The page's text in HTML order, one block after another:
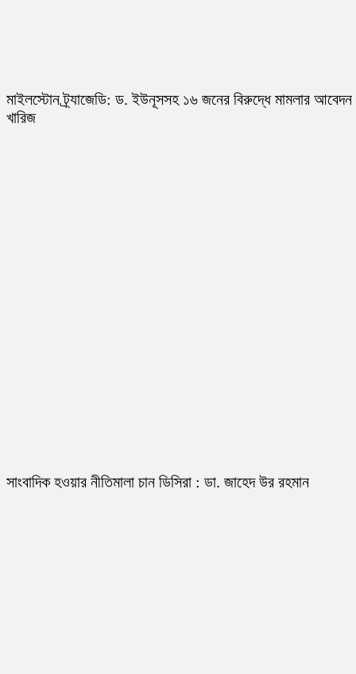
মাইলস্টোন ট্র্যাজেডি: ড. ইউনূসসহ ১৬ জনের বিরুদ্ধে মামলার আবেদন
খারিজ
সাংবাদিক হওয়ার নীতিমালা চান ডিসিরা : ডা. জাহেদ উর রহমান